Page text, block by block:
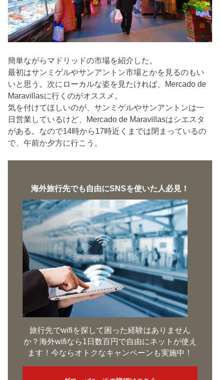
簡単ながらマドリッドの市場を紹介した。
最初はサンミゲルやサンアントン市場とかを見るのもい
いと思う。次にローカルな姿を見たければ、Mercado de
Maravillasに行くのがオススメ。
気を付けてほしいのが、サンミゲルやサンアントンは一
日営業しているけど、Mercado de Maravillasはシエスタ
がある。なので14時から17時近くまでは閉まっているの
で、午前か夕方に行こう。
海外旅行先でも自由にSNSを使いた人必見！
旅行先でwifiを探して困った経験はありません
か？海外wifiなら1日数百円で自由にネットが使え
ます！今ならオトクなキャンペーンも実施中！